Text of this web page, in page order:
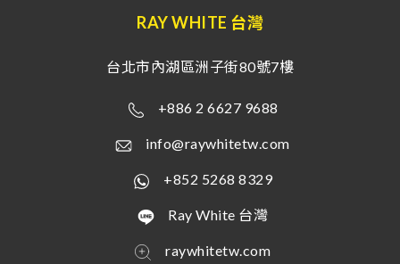
RAY WHITE 台灣
台北市內湖區洲子街80號7樓
+886 2 6627 9688
info@raywhitetw.com
+852 5268 8329
Ray White 台灣
raywhitetw.com